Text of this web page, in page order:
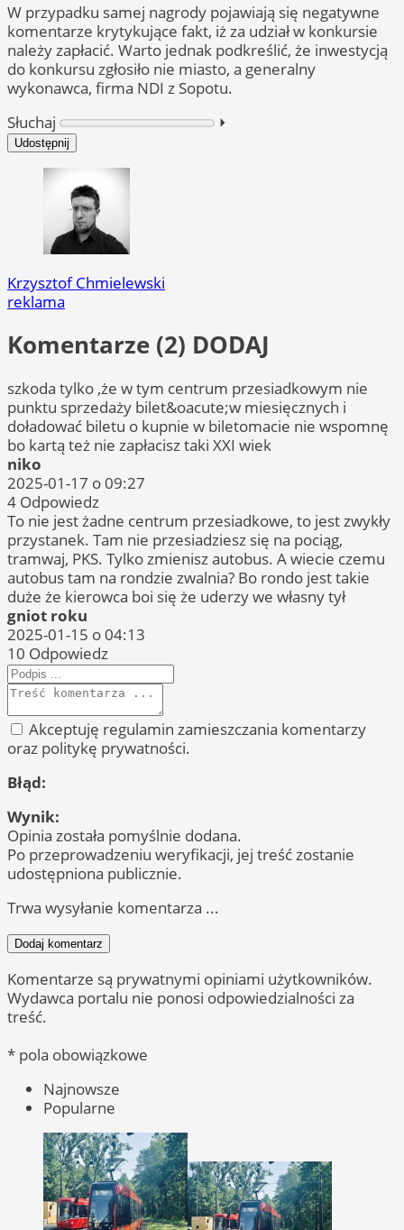
W przypadku samej nagrody pojawiają się negatywne
komentarze krytykujące fakt, iż za udział w konkursie
należy zapłacić. Warto jednak podkreślić, że inwestycją
do konkursu zgłosiło nie miasto, a generalny
wykonawca, firma NDI z Sopotu.
Słuchaj
⏵︎
Udostępnij
Krzysztof Chmielewski
reklama
Komentarze (2) DODAJ
szkoda tylko ,że w tym centrum przesiadkowym nie
punktu sprzedaży bilet&oacute;w miesięcznych i
doładować biletu o kupnie w biletomacie nie wspomnę
bo kartą też nie zapłacisz taki XXI wiek
niko
2025-01-17 o 09:27
4 Odpowiedz
To nie jest żadne centrum przesiadkowe, to jest zwykły
przystanek. Tam nie przesiadziesz się na pociąg,
tramwaj, PKS. Tylko zmienisz autobus. A wiecie czemu
autobus tam na rondzie zwalnia? Bo rondo jest takie
duże że kierowca boi się że uderzy we własny tył
gniot roku
2025-01-15 o 04:13
10 Odpowiedz
Akceptuję regulamin zamieszczania komentarzy
oraz politykę prywatności.
Błąd:
Wynik:
Opinia została pomyślnie dodana.
Po przeprowadzeniu weryfikacji, jej treść zostanie
udostępniona publicznie.
Trwa wysyłanie komentarza ...
Dodaj komentarz
Komentarze są prywatnymi opiniami użytkowników.
Wydawca portalu nie ponosi odpowiedzialności za
treść.
* pola obowiązkowe
Najnowsze
Popularne